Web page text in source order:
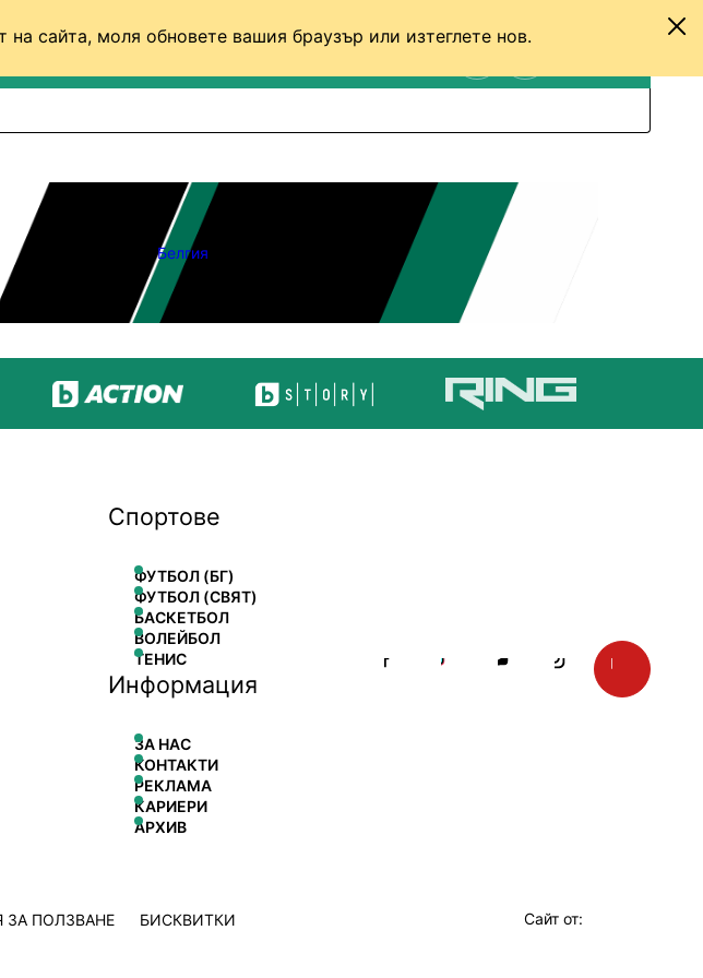
сайта, моля обновете вашия браузър или изтеглете нов.
Белгия
Спортове
ФУТБОЛ (БГ)
ФУТБОЛ (СВЯТ)
БАСКЕТБОЛ
ВОЛЕЙБОЛ
ТЕНИС
Информация
ЗА НАС
КОНТАКТИ
РЕКЛАМА
КАРИЕРИ
АРХИВ
ЗА ПОЛЗВАНЕ БИСКВИТКИ Сайт от: